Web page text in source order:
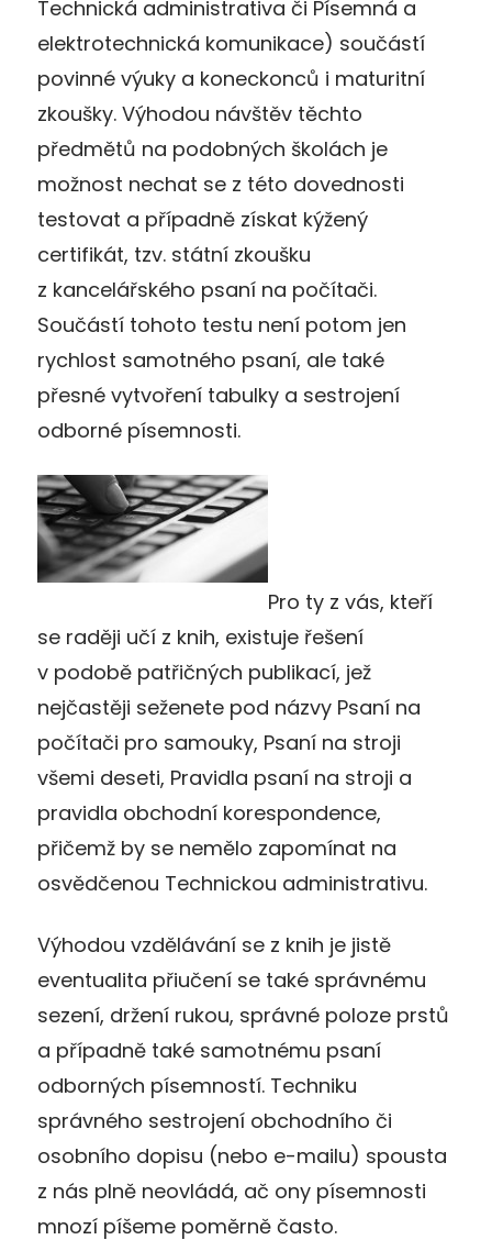
Technická administrativa či Písemná a
elektrotechnická komunikace) součástí
povinné výuky a koneckonců i maturitní
zkoušky. Výhodou návštěv těchto
předmětů na podobných školách je
možnost nechat se z této dovednosti
testovat a případně získat kýžený
certifikát, tzv. státní zkoušku
z kancelářského psaní na počítači.
Součástí tohoto testu není potom jen
rychlost samotného psaní, ale také
přesné vytvoření tabulky a sestrojení
odborné písemnosti.
Pro ty z vás, kteří
se raději učí z knih, existuje řešení
v podobě patřičných publikací, jež
nejčastěji seženete pod názvy Psaní na
počítači pro samouky, Psaní na stroji
všemi deseti, Pravidla psaní na stroji a
pravidla obchodní korespondence,
přičemž by se nemělo zapomínat na
osvědčenou Technickou administrativu.
Výhodou vzdělávání se z knih je jistě
eventualita přiučení se také správnému
sezení, držení rukou, správné poloze prstů
a případně také samotnému psaní
odborných písemností. Techniku
správného sestrojení obchodního či
osobního dopisu (nebo e-mailu) spousta
z nás plně neovládá, ač ony písemnosti
mnozí píšeme poměrně často.